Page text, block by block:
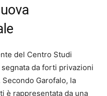
del Centro Studi
da forti privazioni
Garofalo, la
è rappresentata da una